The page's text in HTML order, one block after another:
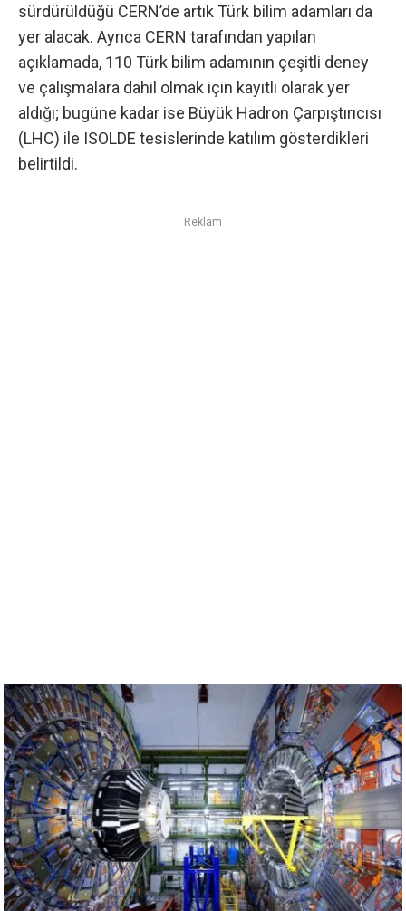
sürdürüldüğü CERN’de artık Türk bilim adamları da
yer alacak. Ayrıca CERN tarafından yapılan
açıklamada, 110 Türk bilim adamının çeşitli deney
ve çalışmalara dahil olmak için kayıtlı olarak yer
aldığı; bugüne kadar ise Büyük Hadron Çarpıştırıcısı
(LHC) ile ISOLDE tesislerinde katılım gösterdikleri
belirtildi.
Reklam